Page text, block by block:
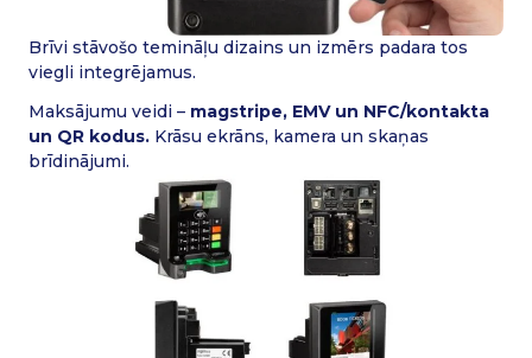
Brīvi stāvošo temināļu dizains un izmērs padara tos
viegli integrējamus.
Maksājumu veidi – magstripe, EMV un NFC/kontakta
un QR kodus. Krāsu ekrāns, kamera un skaņas
brīdinājumi.